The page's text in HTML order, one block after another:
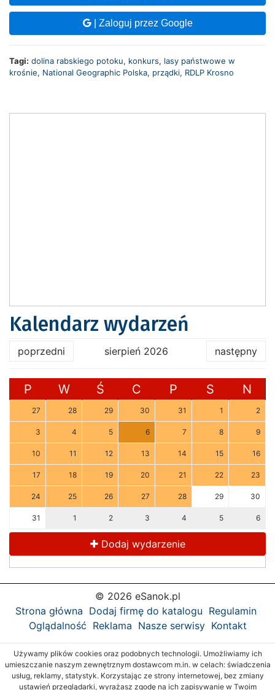
| Zaloguj przez Google
Tagi: dolina rabskiego potoku, konkurs, lasy państwowe w
krośnie, National Geographic Polska, prządki, RDLP Krosno
Kalendarz wydarzeń
poprzedni sierpień 2026 następny
P W Ś C P S N
27 28 29 30 31 1 2
3 4 5 6 7 8 9
10 11 12 13 14 15 16
17 18 19 20 21 22 23
24 25 26 27 28 29 30
31 1 2 3 4 5 6
Dodaj wydarzenie
© 2026 eSanok.pl
Strona główna Dodaj firmę do katalogu Regulamin
Oglądalność Reklama Nasze serwisy Kontakt
Używamy plików cookies oraz podobnych technologii. Umożliwiamy ich
umieszczanie naszym zewnętrznym dostawcom m.in. w celach: świadczenia
usług, reklamy, statystyk. Korzystając ze strony internetowej, bez zmiany
ustawień przeglądarki, wyrażasz zgodę na ich zapisywanie w Twoim